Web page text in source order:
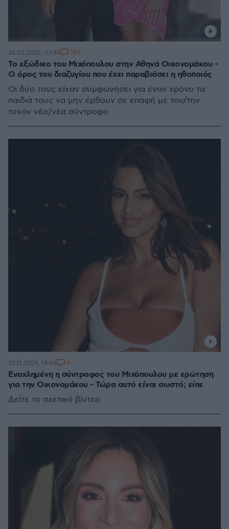
Το εξώδικο του Μιχόπουλου στην Αθηνά Οικονομάκου -
Ο όρος του διαζυγίου που έχει παραβιάσει η ηθοποιός
Οι δύο τους είχαν συμφωνήσει για έναν χρόνο τα
παιδιά τους να μην έρθουν σε επαφή με τον/την
τυχόν νέο/νέα σύντροφο
26.02.2025, 07:45 189
Ενοχλημένη η σύντροφος του Μιχόπουλου με ερώτηση
για την Οικονομάκου - Τώρα αυτό είναι σωστό; είπε
Δείτε το σχετικό βίντεο
22.11.2024, 14:06 6